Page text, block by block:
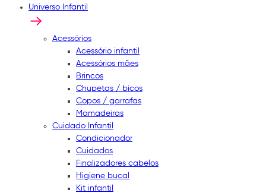
Universo Infantil
Acessórios
Acessório infantil
Acessórios mães
Brincos
Chupetas / bicos
Copos / garrafas
Mamadeiras
Cuidado Infantil
Condicionador
Cuidados
Finalizadores cabelos
Higiene bucal
Kit infantil